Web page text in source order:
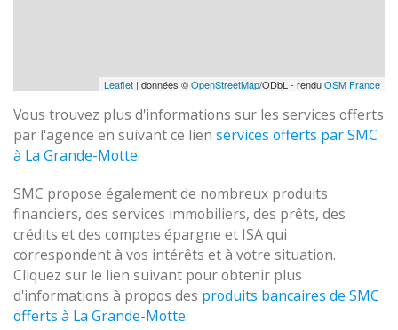
Leaflet | données ©OpenStreetMap/ODbL - renduOSM France
Vous trouvez plus d'informations sur les services offerts
par l'agence en suivant ce lien services offerts par SMC
à La Grande-Motte.
SMC propose également de nombreux produits
financiers, des services immobiliers, des prêts, des
crédits et des comptes épargne et ISA qui
correspondent à vos intérêts et à votre situation.
Cliquez sur le lien suivant pour obtenir plus
d'informations à propos des produits bancaires de SMC
offerts à La Grande-Motte.